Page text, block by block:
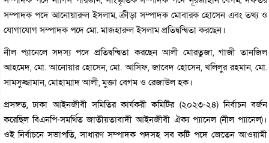
সম্পাদক পদে আনোয়ারুল ইসলাম, ক্রীড়া সম্পাদক মোবারক হোসেন এবং তথ্য ও
যোগাযোগ সম্পাদক পদে মো. মাজহারুল ইসলাম প্রতিদ্বন্দ্বিতা করছেন।
নীল প্যানেলে সদস্য পদে প্রতিদ্বন্দ্বিতা করছেন আলী মোরতুজা, গাজী তানজিল
আহমেদ, মো. আনোয়ার হোসেন, মো. আসিফ, জাবেদ হোসেন, খলিলুর রহমান, মো.
সামসুজ্জামান, মোহাম্মাদ আলী, মুক্তা বেগম ও রেজাউল হক।
প্রসঙ্গত, ঢাকা আইনজীবী সমিতির কার্যকরী কমিটির (২০২৩-২৪) নির্বাচন বর্জন
করেছিল বিএনপি-সমর্থিত জাতীয়তাবাদী আইনজীবী ঐক্য প্যানেল (নীল প্যানেল)।
ওই নির্বাচনে সভাপতি, সাধারণ সম্পাদক পদসহ সব কটি পদে জেতেন আওয়ামী